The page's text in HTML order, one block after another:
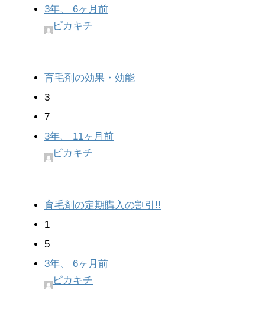
3年、 6ヶ月前
ピカキチ
育毛剤の効果・効能
3
7
3年、 11ヶ月前
ピカキチ
育毛剤の定期購入の割引!!
1
5
3年、 6ヶ月前
ピカキチ